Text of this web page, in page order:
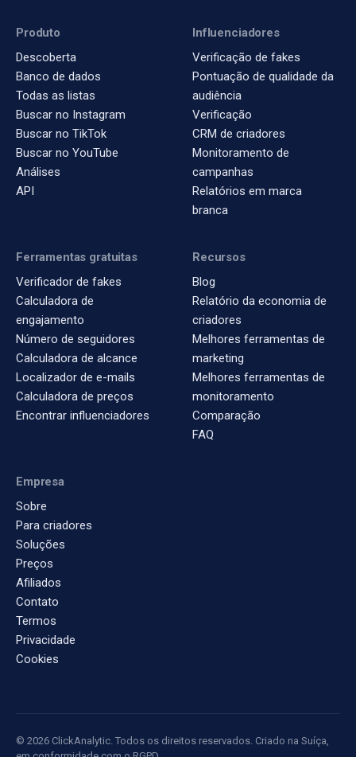
Produto
Descoberta
Banco de dados
Todas as listas
Buscar no Instagram
Buscar no TikTok
Buscar no YouTube
Análises
API
Influenciadores
Verificação de fakes
Pontuação de qualidade da
audiência
Verificação
CRM de criadores
Monitoramento de
campanhas
Relatórios em marca
branca
Ferramentas gratuitas
Verificador de fakes
Calculadora de
engajamento
Número de seguidores
Calculadora de alcance
Localizador de e-mails
Calculadora de preços
Encontrar influenciadores
Recursos
Blog
Relatório da economia de
criadores
Melhores ferramentas de
marketing
Melhores ferramentas de
monitoramento
Comparação
FAQ
Empresa
Sobre
Para criadores
Soluções
Preços
Afiliados
Contato
Termos
Privacidade
Cookies
© 2026 ClickAnalytic. Todos os direitos reservados. Criado na Suíça,